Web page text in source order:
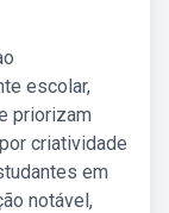
escolar,
priorizam
criatividade
em
notável,